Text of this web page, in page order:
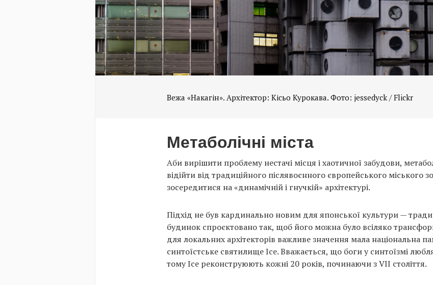
Вежа «Накагін». Архітектор: Кісьо Курокава. Фото: jessedyck / Flickr
Метаболічні міста
Аби вирішити проблему нестачі місця і хаотичної забудови,
відійти від традиційного післявоєнного європейського міського
зосередитися на «динамічній і гнучкій» архітектурі.
Підхід не був кардинально новим для японської культури —
будинок спроєктовано так, щоб його можна було всіляко
для локальних архітекторів важливе значення мала національна
синтоїстське святилище Ісе. Вважається, що боги у синтоїзмі
тому Ісе реконструюють кожні 20 років, починаючи з VII століття.